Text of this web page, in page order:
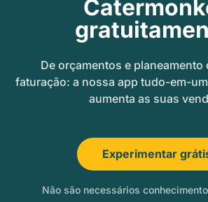
De orçamentos e planeamento
faturação: a nossa app tudo-em-
aumenta as suas
Experimentar
Não são necessários